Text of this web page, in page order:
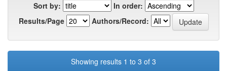
Sort by:
In order:
Results/Page
Authors/Record:
Showing results 1 to 3 of 3